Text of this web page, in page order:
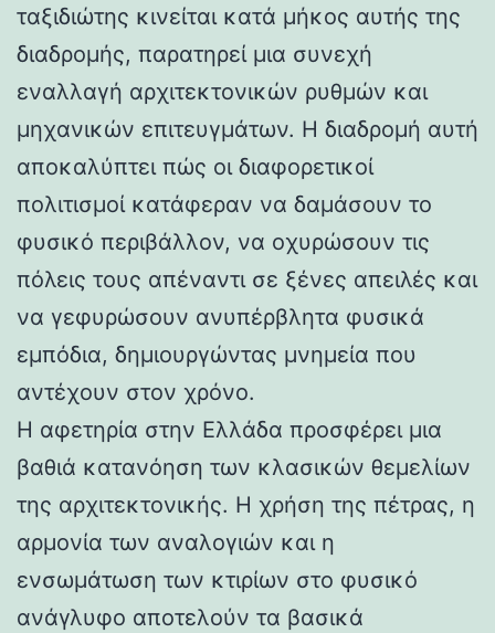
ταξιδιώτης κινείται κατά μήκος αυτής της
διαδρομής, παρατηρεί μια συνεχή
εναλλαγή αρχιτεκτονικών ρυθμών και
μηχανικών επιτευγμάτων. Η διαδρομή αυτή
αποκαλύπτει πώς οι διαφορετικοί
πολιτισμοί κατάφεραν να δαμάσουν το
φυσικό περιβάλλον, να οχυρώσουν τις
πόλεις τους απέναντι σε ξένες απειλές και
να γεφυρώσουν ανυπέρβλητα φυσικά
εμπόδια, δημιουργώντας μνημεία που
αντέχουν στον χρόνο.
Η αφετηρία στην Ελλάδα προσφέρει μια
βαθιά κατανόηση των κλασικών θεμελίων
της αρχιτεκτονικής. Η χρήση της πέτρας, η
αρμονία των αναλογιών και η
ενσωμάτωση των κτιρίων στο φυσικό
ανάγλυφο αποτελούν τα βασικά